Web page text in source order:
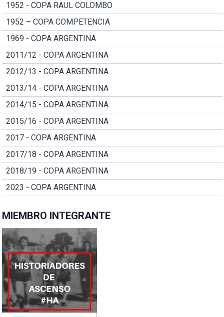
1952 - COPA RAUL COLOMBO
1952 – COPA COMPETENCIA
1969 - COPA ARGENTINA
2011/12 - COPA ARGENTINA
2012/13 - COPA ARGENTINA
2013/14 - COPA ARGENTINA
2014/15 - COPA ARGENTINA
2015/16 - COPA ARGENTINA
2017 - COPA ARGENTINA
2017/18 - COPA ARGENTINA
2018/19 - COPA ARGENTINA
2023 - COPA ARGENTINA
MIEMBRO INTEGRANTE